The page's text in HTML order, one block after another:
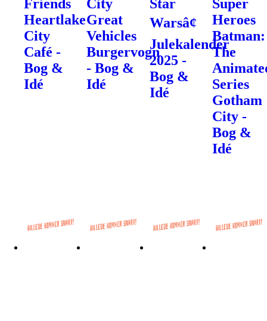
Friends
Heartlake
City
Café -
Bog &
Idé
City
Great
Vehicles
Burgervogn
- Bog &
Idé
Star
Warsâ¢
Julekalender
2025 -
Bog &
Idé
Super
Heroes
Batman:
The
Series
Gotham
City -
Bog &
Idé